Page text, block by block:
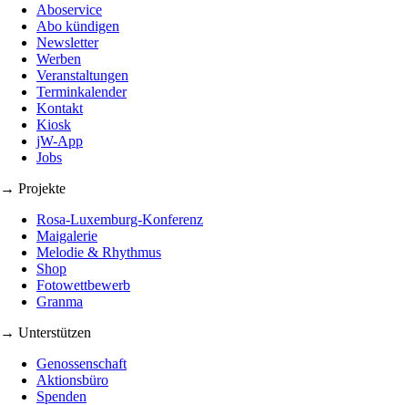
Aboservice
Abo kündigen
Newsletter
Werben
Veranstaltungen
Terminkalender
Kontakt
Kiosk
jW-App
Jobs
→ Projekte
Rosa-Luxemburg-Konferenz
Maigalerie
Melodie & Rhythmus
Shop
Fotowettbewerb
Granma
→ Unterstützen
Genossenschaft
Aktionsbüro
Spenden